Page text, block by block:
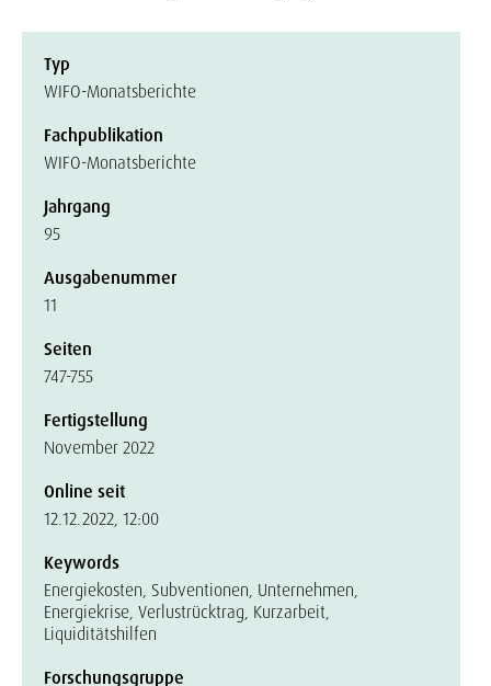
Typ
WIFO-Monatsberichte
Fachpublikation
WIFO-Monatsberichte
Jahrgang
95
Ausgabenummer
11
Seiten
747-755
Fertigstellung
November 2022
Online seit
12.12.2022, 12:00
Keywords
Energiekosten, Subventionen, Unternehmen,
Energiekrise, Verlustrücktrag, Kurzarbeit,
Liquiditätshilfen
Forschungsgruppe